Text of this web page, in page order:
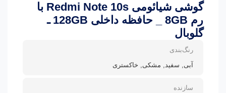
گوشی شیائومی Redmi Note 10s با
رم 8GB _ حافظه داخلی 128GB ـ
گلوبال
رنگ‌بندی
آبی, سفید, مشکی, خاکستری
سازنده